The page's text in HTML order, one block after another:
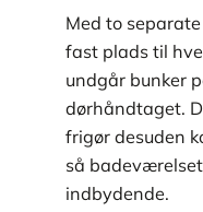
Med to
fast plads til
undgår bunker
dørhåndtaget.
frigør desuden
så
indbydende.